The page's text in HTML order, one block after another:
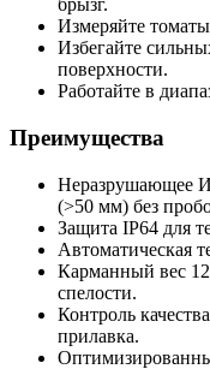
брызг.
Измеряйте
Избегайте
поверхности.
Работайте в
Преимущества
Неразрушающее
(>50 мм) без
Защита IP64 для
Автоматическая
Карманный вес
спелости.
Контроль
прилавка.